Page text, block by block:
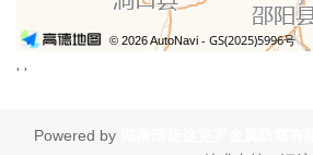
' '
Powered by